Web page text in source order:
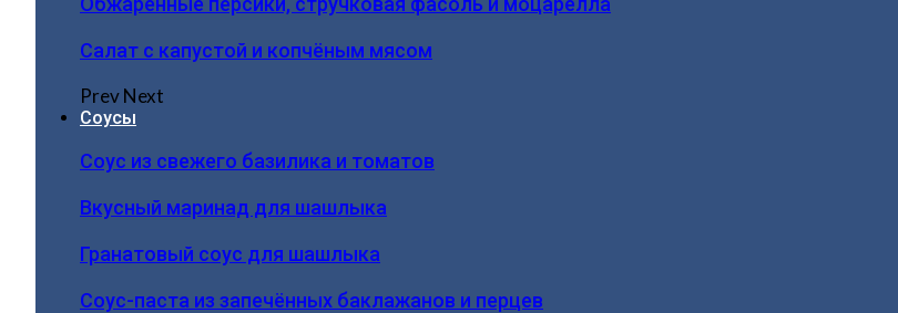
Салат с капустой и копчёным мясом
PrevNext
Соусы
Соус из свежего базилика и томатов
Вкусный маринад для шашлыка
Гранатовый соус для шашлыка
Соус-паста из запечённых баклажанов и перцев